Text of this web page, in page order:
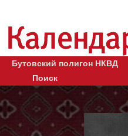
Бутовский полигон НКВД
Поиск